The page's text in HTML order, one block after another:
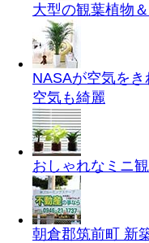
大型の観葉植物
NASAが空気を
空気も綺麗
おしゃれなミニ
朝倉郡筑前町 新